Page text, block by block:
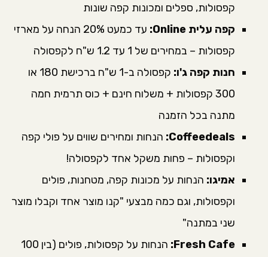
קפסולות, ספלים ומכונות קפה שונות
קפה עלית Online:
עד כמעט 20% הנחה על מארזי
קפסולות – במחירים של 1 עד 1.2 ש"ח לקפסולה
חנות קפה ג'ו:
קפסולה ב-1 ש"ח ברכישת 180 או
300 קפסולות + משלוח חינם + כוס תרמית חמה
מתנה בכל הזמנה
Coffeedeals: הנחות ומחירים שווים על פולי קפה
וקפסולות – פחות משקל אחד לקפסולה!
אמיגו: הנחות על מכונות קפה, מטחנות, פולים
וקפסולות, וגם כמה מבצעי "קנו מוצר אחד וקבלו מוצר
שני במתנה"
Fresh Cafe:
הנחות על קפסולות, פולים (בין 100